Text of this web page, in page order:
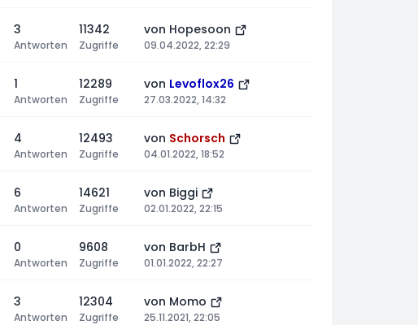
3
Antworten
11342
Zugriffe
von Hopesoon
09.04.2022, 22:29
1
Antworten
12289
Zugriffe
von Levoflox26
27.03.2022, 14:32
4
Antworten
12493
Zugriffe
von Schorsch
04.01.2022, 18:52
6
Antworten
14621
Zugriffe
von Biggi
02.01.2022, 22:15
0
Antworten
9608
Zugriffe
von BarbH
01.01.2022, 22:27
3
Antworten
12304
Zugriffe
von Momo
25.11.2021, 22:05